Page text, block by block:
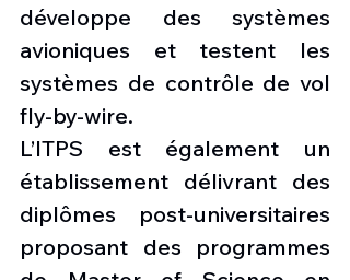
développe des systèmes
avioniques et testent les
systèmes de contrôle de vol
fly-by-wire.
L’ITPS est également un
établissement délivrant des
diplômes post-universitaires
proposant des programmes